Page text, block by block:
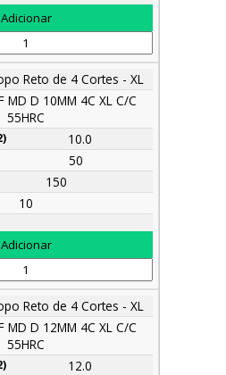
Reto de 4 Cortes - XL
MD D 10MM 4C XL C/C
55HRC
10.0
50
150
10
Reto de 4 Cortes - XL
MD D 12MM 4C XL C/C
55HRC
12.0